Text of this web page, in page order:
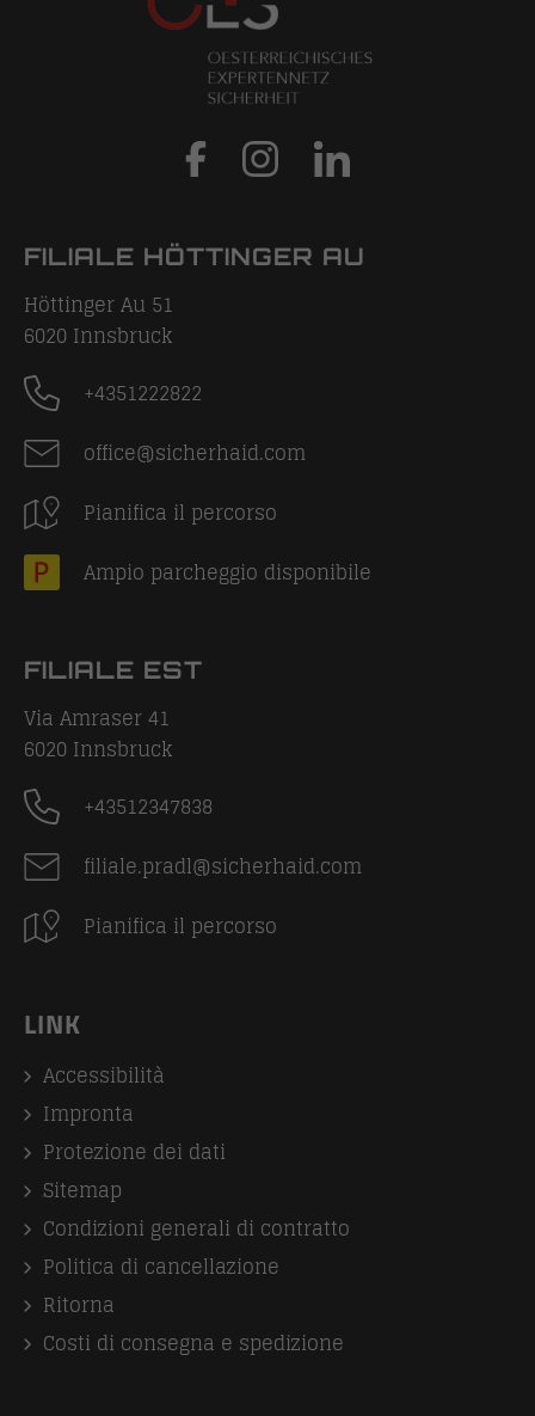
FILIALE HÖTTINGER AU
Höttinger Au 51
6020 Innsbruck
+4351222822
office@sicherhaid.com
Pianifica il percorso
Ampio parcheggio disponibile
FILIALE EST
Via Amraser 41
6020 Innsbruck
+43512347838
filiale.pradl@sicherhaid.com
Pianifica il percorso
LINK
Accessibilità
Impronta
Protezione dei dati
Sitemap
Condizioni generali di contratto
Politica di cancellazione
Ritorna
Costi di consegna e spedizione